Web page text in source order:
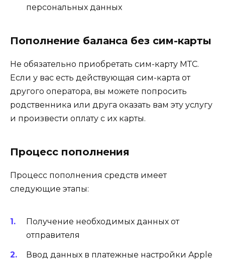
персональных данных
Пополнение баланса без сим-карты
Не обязательно приобретать сим-карту МТС.
Если у вас есть действующая сим-карта от
другого оператора, вы можете попросить
родственника или друга оказать вам эту услугу
и произвести оплату с их карты.
Процесс пополнения
Процесс пополнения средств имеет
следующие этапы:
Получение необходимых данных от
отправителя
Ввод данных в платежные настройки Apple